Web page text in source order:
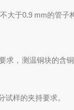
大于0.9 mm的管子
求， 测温铜块的含
试样的夹持要求。